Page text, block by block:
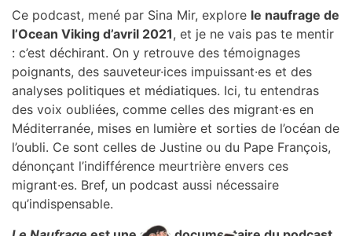
Ce podcast, mené par Sina Mir, explore le naufrage de
l’Ocean Viking d’avril 2021, et je ne vais pas te mentir
: c’est déchirant. On y retrouve des témoignages
poignants, des sauveteur·ices impuissant·es et des
analyses politiques et médiatiques. Ici, tu entendras
des voix oubliées, comme celles des migrant·es en
Méditerranée, mises en lumière et sorties de l’océan de
l’oubli. Ce sont celles de Justine ou du Pape François,
dénonçant l’indifférence meurtrière envers ces
migrant·es. Bref, un podcast aussi nécessaire
qu’indispensable.